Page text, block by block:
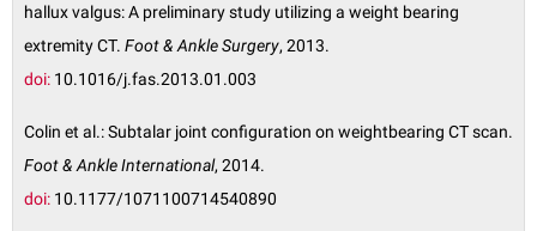
hallux valgus: A preliminary study utilizing a weight bearing
extremity CT. Foot & Ankle Surgery, 2013.
doi: 10.1016/j.fas.2013.01.003
Colin et al.: Subtalar joint configuration on weightbearing CT scan.
Foot & Ankle International, 2014.
doi: 10.1177/1071100714540890